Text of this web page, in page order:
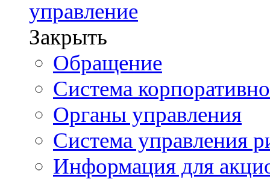
управление
Закрыть
Обращение
Система
Органы управления
Система управления
Информация для